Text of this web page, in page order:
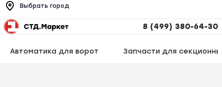
Выбрать город
8 (499) 380-64-30
Автоматика для ворот Запчасти для